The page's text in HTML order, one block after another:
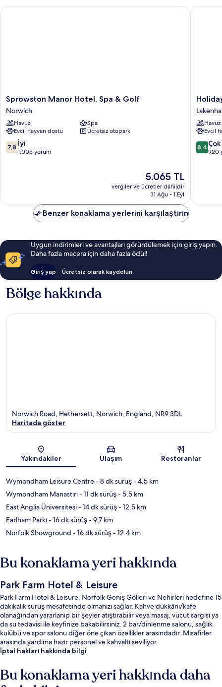
Sprowston
Manor
Hotel,
Spa
&
Golf
Norwich
Sprowston Manor Hotel, Spa & Golf
Norwich
Havuz
Spa
Evcil hayvan dostu
Ücretsiz otopark
10
üzerinden
7,8 İyi
1.005 yorum
Güncel
fiyat:
5.065 TL
5.065 TL
vergiler ve ücretler dâhildir
31 Ağu - 1 Eyl
Sprowston Manor Hotel, Spa & Golf
Holiday
Inn
Norwich
by
IHG
Havuz
Evcil
10
8,4
920
Holiday
Benzer konaklama yerlerini karşılaştırın
Uygun indirimleri ve avantajları görüntülemek için giriş yapın.
Daha fazla macera için daha fazla ödül!
Giriş yap Ücretsiz olarak kaydolun
Bölge hakkında
Harita
Norwich Road, Hethersett, Norwich, England, NR9 3DL
Haritada göster
Yakındakiler Ulaşım Restoranlar
Wymondham Leisure Centre- 8 dk sürüş- 4.5 km
Wymondham Manastırı- 11 dk sürüş- 5.5 km
East Anglia Üniversitesi- 14 dk sürüş- 12.5 km
Earlham Parkı- 16 dk sürüş- 9.7 km
Norfolk Showground - 16 dk sürüş- 12.4 km
Bu konaklama yeri hakkında
Park Farm Hotel & Leisure
Park Farm Hotel & Leisure, Norfolk Geniş Gölleri ve Nehirleri hedefine 15
dakikalık sürüş mesafesinde olmanızı sağlar. Kahve dükkânı/kafe
olanağından yararlanıp bir şeyler atıştırabilir veya masaj, vücut sargısı ya
da su tedavisi ile keyfinize bakabilirsiniz. 2 bar/dinlenme salonu, sağlık
kulübü ve spor salonu diğer öne çıkan özellikler arasındadır. Misafirler
arasında yardıma hazır personel ve kahvaltı seviliyor.
İptal hakları hakkında bilgi
Bu konaklama yeri hakkında daha